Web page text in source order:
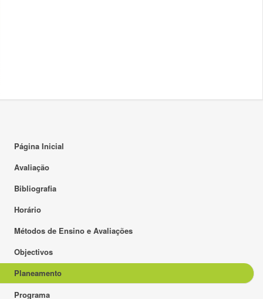
Página Inicial
Avaliação
Bibliografia
Horário
Métodos de Ensino e Avaliações
Objectivos
Planeamento
Programa